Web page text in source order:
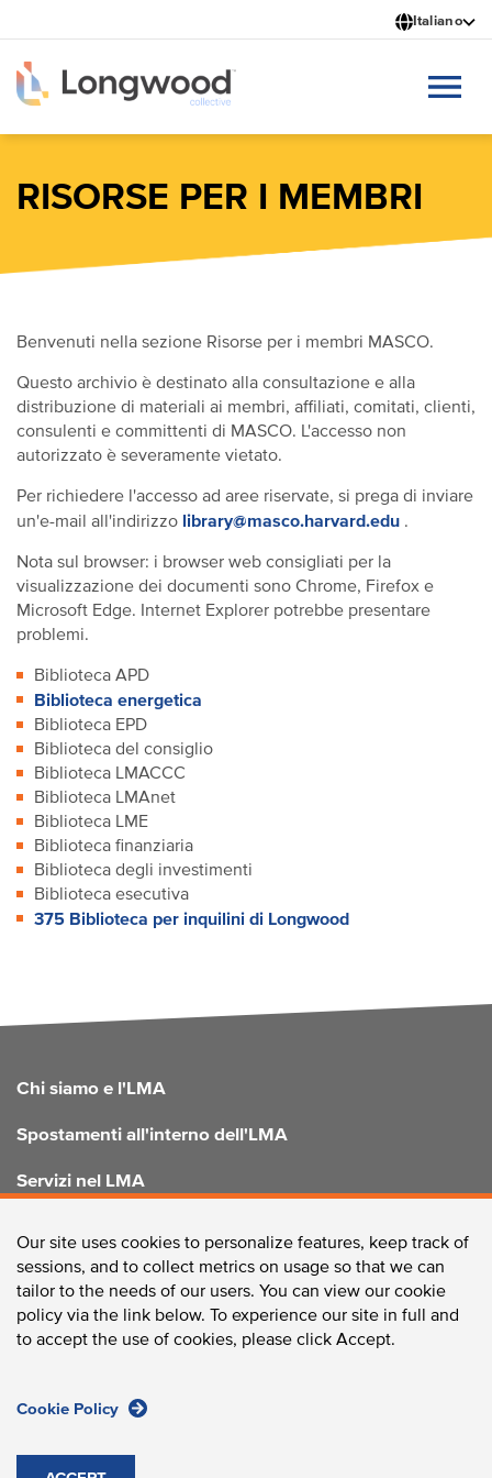
al
contenuto
principale
Italiano
RISORSE PER I MEMBRI
Benvenuti nella sezione Risorse per i membri MASCO.
Questo archivio è destinato alla consultazione e alla
distribuzione di materiali ai membri, affiliati, comitati, clienti,
consulenti e committenti di MASCO. L'accesso non
autorizzato è severamente vietato.
Per richiedere l'accesso ad aree riservate, si prega di inviare
un'e-mail all'indirizzo library@masco.harvard.edu .
Nota sul browser: i browser web consigliati per la
visualizzazione dei documenti sono Chrome, Firefox e
Microsoft Edge. Internet Explorer potrebbe presentare
problemi.
Biblioteca APD
Biblioteca energetica
Biblioteca EPD
Biblioteca del consiglio
Biblioteca LMACCC
Biblioteca LMAnet
Biblioteca LME
Biblioteca finanziaria
Biblioteca degli investimenti
Biblioteca esecutiva
375 Biblioteca per inquilini di Longwood
FOOTER
Chi siamo e l'LMA
Spostamenti all'interno dell'LMA
Servizi nel LMA
CONTATTACI
Longwood Collective / 375 Longwood Avenue, Boston, MA
Our site uses cookies to personalize features, keep track of
sessions, and to collect metrics on usage so that we can
tailor to the needs of our users. You can view our cookie
policy via the link below. To experience our site in full and
to accept the use of cookies, please click Accept.
Cookie Policy